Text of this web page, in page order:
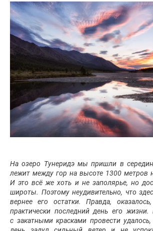
На озеро Тунеридэ мы пришли в
лежит между гор на высоте 1300 метров
И это всё же хоть и не заполярье, но
широты. Поэтому неудивительно, что
вернее его остатки. Правда,
практически последний день его
с закатными красками провести